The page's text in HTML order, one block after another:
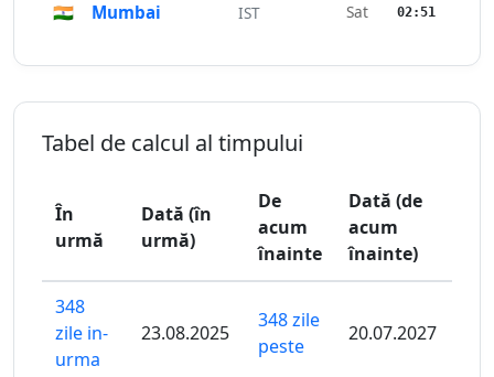
🇮🇳 Mumbai IST Sat 02:51
Tabel de calcul al timpului
În
urmă
Dată (în
urmă)
De
acum
înainte
Dată (de
acum
înainte)
348
zile in-
urma
23.08.2025
348 zile
peste
20.07.2027